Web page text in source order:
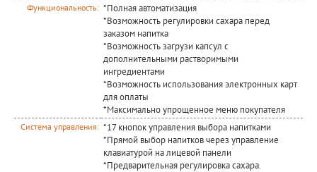
Функциональность: *Полная автоматизация
*Возможность регулировки сахара перед
заказом напитка
*Возможность загрузи капсул с
дополнительными растворимыми
ингредиентами
*Возможность использования электронных карт
для оплаты
*Максимально упрощенное меню покупателя
Система управления: *17 кнопок управления выбора напитками
*Прямой выбор напитков через управление
клавиатурой на лицевой панели
*Предварительная регулировка сахара.